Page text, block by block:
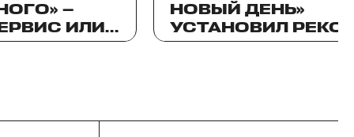
—
ИЛИ
НОВЫЙ ДЕНЬ»
УСТАНОВИЛ
ПРОКАТА В